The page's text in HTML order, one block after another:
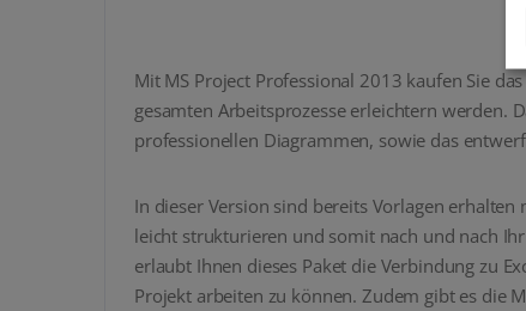
Mit MS Project Professional 2013 kaufen Sie
gesamten Arbeitsprozesse erleichtern werden.
professionellen Diagrammen, sowie das
In dieser Version sind bereits Vorlagen
leicht strukturieren und somit nach und nach
erlaubt Ihnen dieses Paket die Verbindung zu
Projekt arbeiten zu können. Zudem gibt es die